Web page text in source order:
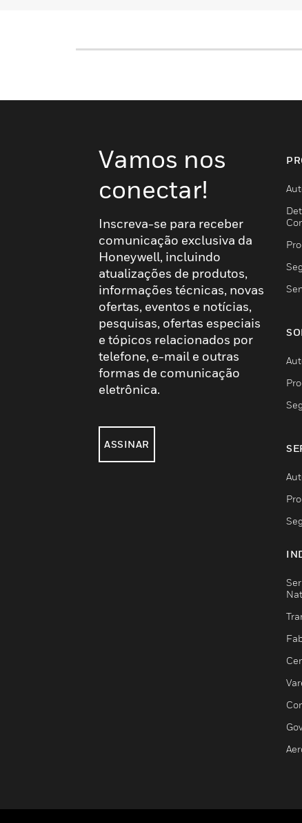
Vamos nos
conectar!
Inscreva-se para receber
comunicação exclusiva da
Honeywell, incluindo
atualizações de produtos,
informações técnicas, novas
ofertas, eventos e notícias,
pesquisas, ofertas especiais
e tópicos relacionados por
telefone, e-mail e outras
formas de comunicação
eletrônica.
ASSINAR